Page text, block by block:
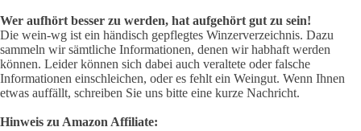
Wer aufhört besser zu werden, hat aufgehört gut zu sein!
Die wein-wg ist ein händisch gepflegtes Winzerverzeichnis. Dazu
sammeln wir sämtliche Informationen, denen wir habhaft werden
können. Leider können sich dabei auch veraltete oder falsche
Informationen einschleichen, oder es fehlt ein Weingut. Wenn Ihnen
etwas auffällt, schreiben Sie uns bitte eine kurze Nachricht.
Hinweis zu Amazon Affiliate: